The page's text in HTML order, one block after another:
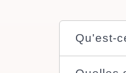
Qu'est-